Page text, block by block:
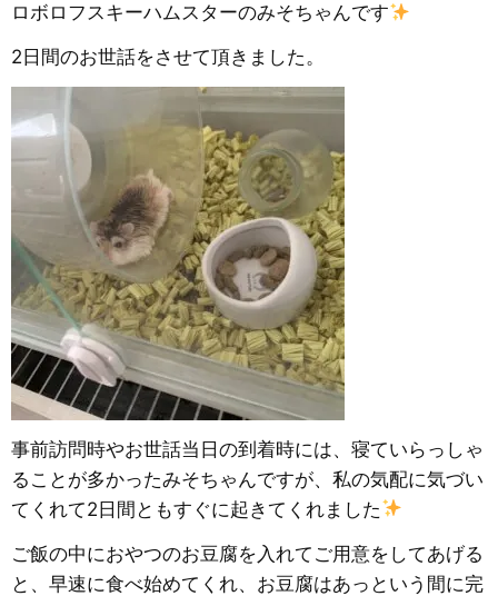
ロボロフスキーハムスターのみそちゃんです
2日間のお世話をさせて頂きました。
事前訪問時やお世話当日の到着時には、寝ていらっしゃ
ることが多かったみそちゃんですが、私の気配に気づい
てくれて2日間ともすぐに起きてくれました
ご飯の中におやつのお豆腐を入れてご用意をしてあげる
と、早速に食べ始めてくれ、お豆腐はあっという間に完